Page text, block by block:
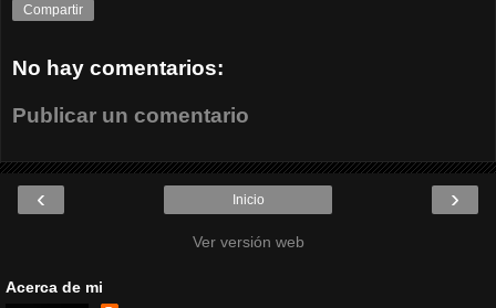
Compartir
No hay comentarios:
Publicar un comentario
‹ ›
Inicio
Ver versión web
Acerca de mi